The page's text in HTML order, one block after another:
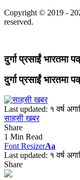
Copyright © 2019 -
reserved.
दुर्गा प्रसाईं भारतमा
दुर्गा प्रसाईं भारतमा
Last updated: १ वर्ष
साहसी खबर
Share
1 Min Read
Font ResizerAa
Last updated: १ वर्ष
Share